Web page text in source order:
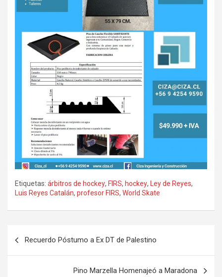
Etiquetas: árbitros de hockey, FIRS, hockey, Ley de Reyes,
Luis Reyes Catalán, profesor FIRS, World Skate
Recuerdo Póstumo a Ex DT de Palestino
Pino Marzella Homenajeó a Maradona